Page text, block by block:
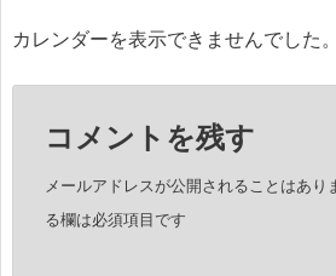
ビ
カレンダーを表示できませんでした。
コメントを残す
メールアドレスが公開されることはあり
る欄は必須項目です